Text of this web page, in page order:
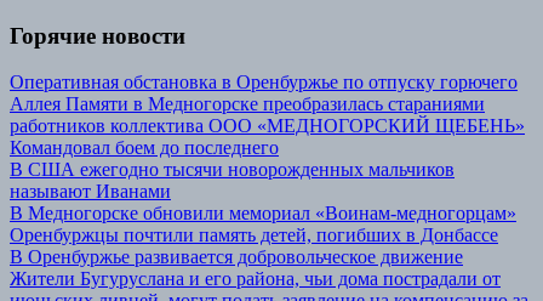
Горячие новости
Оперативная обстановка в Оренбуржье по отпуску горючего
Аллея Памяти в Медногорске преобразилась стараниями
работников коллектива ООО «МЕДНОГОРСКИЙ ЩЕБЕНЬ»
Командовал боем до последнего
В США ежегодно тысячи новорожденных мальчиков
называют Иванами
В Медногорске обновили мемориал «Воинам-медногорцам»
Оренбуржцы почтили память детей, погибших в Донбассе
В Оренбуржье развивается добровольческое движение
Жители Бугуруслана и его района, чьи дома пострадали от